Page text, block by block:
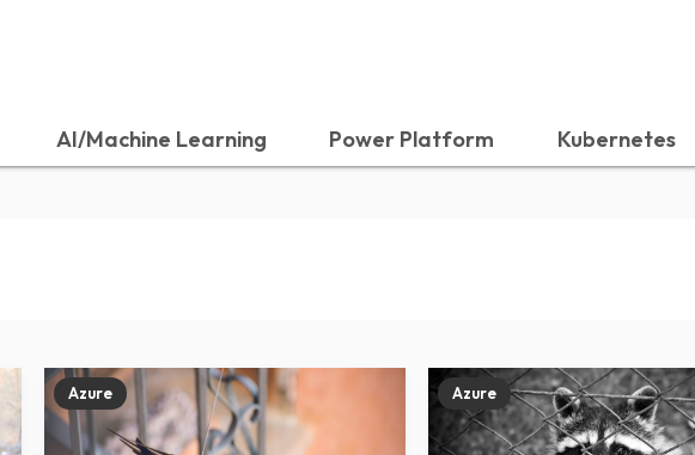
AI/Machine Learning Power Platform Kubernetes
Azure Azure